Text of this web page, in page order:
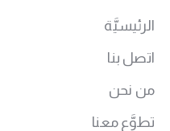
الرئيسيَّة
اتصل بنا
من نحن
تطوَّع معنا